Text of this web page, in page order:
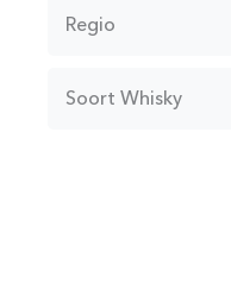
Regio
Soort Whisky